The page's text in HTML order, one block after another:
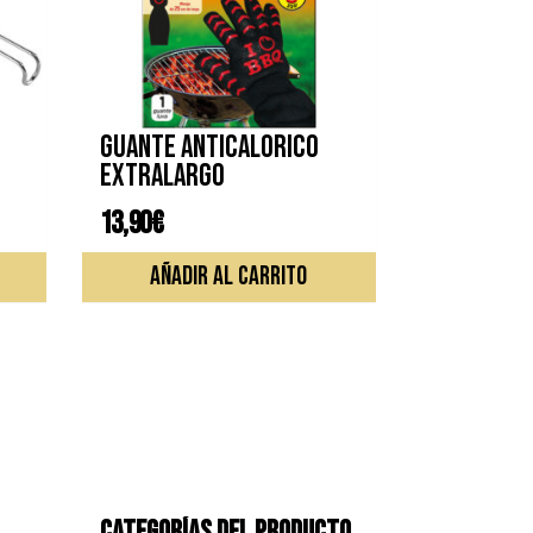
Guante anticalorico
extralargo
13,90€
AÑADIR AL CARRITO